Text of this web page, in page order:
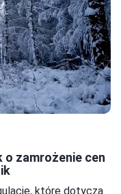
zamrożenie cen
które dotyczą